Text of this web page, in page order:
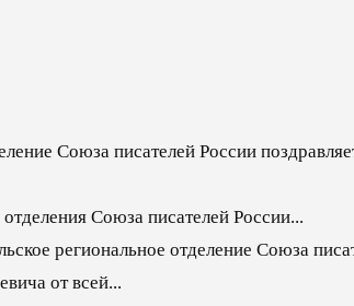
Союза писателей России
Союза писателей России...
региональное отделение Союза
от всей...